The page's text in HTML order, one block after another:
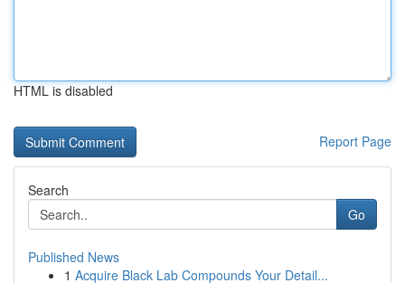
HTML is disabled
Report Page
Search
Go
Published News
1 Acquire Black Lab Compounds Your Detail...